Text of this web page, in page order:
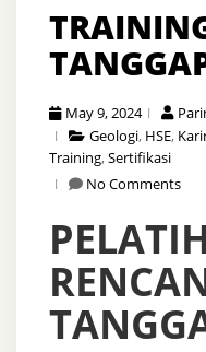
May 9, 2024
Geologi, HSE,
Training,Sertifikasi
No Comments